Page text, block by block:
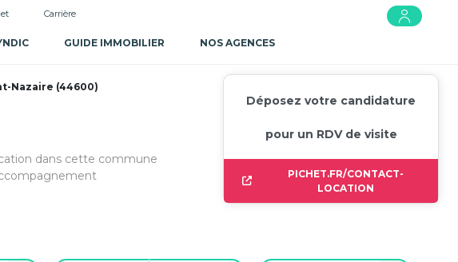
Carrière
GUIDE IMMOBILIER NOS AGENCES
Nazaire (44600)
dans cette commune
Déposez votre candidature
pour un RDV de visite
PICHET.FR/CONTACT-
LOCATION